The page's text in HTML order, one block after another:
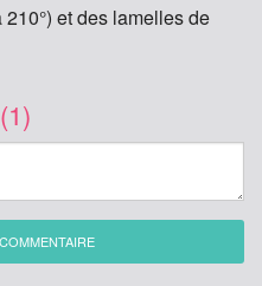
et des lamelles de